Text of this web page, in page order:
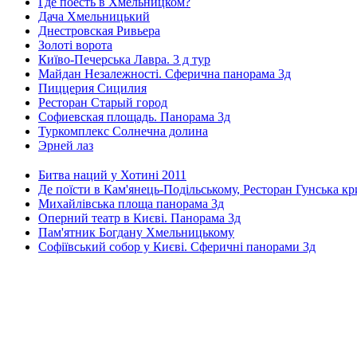
Дача Хмельницький
Днестровская Ривьера
Золоті ворота
Київо-Печерська Лавра. 3 д тур
Майдан Незалежності. Сферична панорама 3д
Пиццерия Сицилия
Ресторан Старый город
Софиевская площадь. Панорама 3д
Туркомплекс Солнечна долина
Эрней лаз
Битва наций у Хотині 2011
Де поїсти в Кам'янець-Подільському, Ресторан Гунська
Михайлівська площа панорама 3д
Оперний театр в Києві. Панорама 3д
Пам'ятник Богдану Хмельницькому
Софіївський собор у Києві. Сферичні панорами 3д